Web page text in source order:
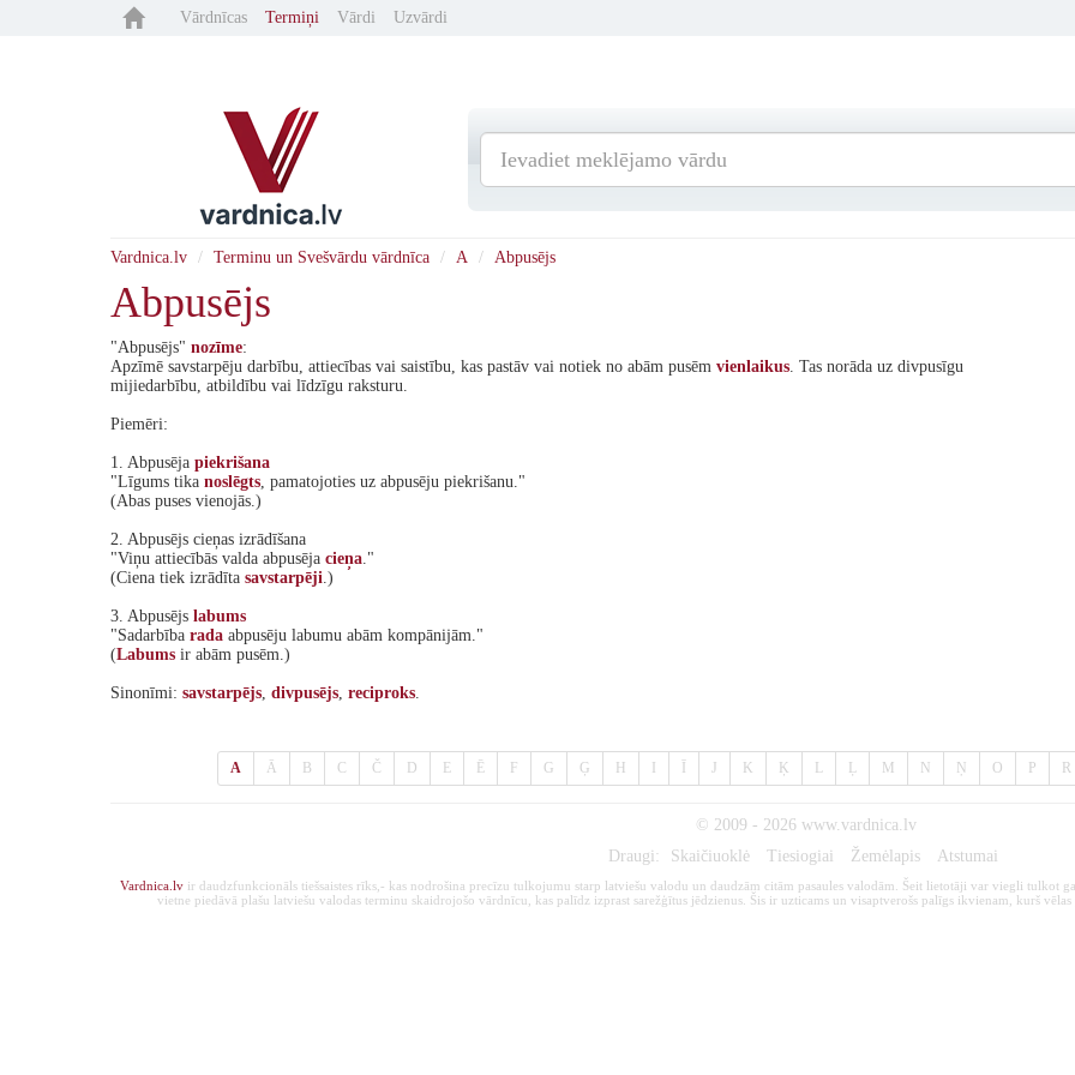
Vārdnīcas Termiņi Vārdi Uzvārdi
Vardnica.lv Terminu un Svešvārdu vārdnīca A Abpusējs
Abpusējs
"Abpusējs" nozīme:
Apzīmē savstarpēju darbību, attiecības vai saistību, kas pastāv vai notiek no abām pusēm vienlaikus. Tas norāda uz divpusīgu
mijiedarbību, atbildību vai līdzīgu raksturu.
Piemēri:
1. Abpusēja piekrišana
"Līgums tika noslēgts, pamatojoties uz abpusēju piekrišanu."
(Abas puses vienojās.)
2. Abpusējs cieņas izrādīšana
"Viņu attiecībās valda abpusēja cieņa."
(Ciena tiek izrādīta savstarpēji.)
3. Abpusējs labums
"Sadarbība rada abpusēju labumu abām kompānijām."
(Labums ir abām pusēm.)
Sinonīmi: savstarpējs, divpusējs, reciproks.
A Ā B C Č D E Ē F G Ģ H J K Ķ L Ļ M N Ņ O P R
© 2009 - 2026 www.vardnica.lv
Draugi:
Skaičiuoklė Tiesiogiai Žemėlapis Atstumai
Vardnica.lvir daudzfunkcionāls tiešsaistes rīks,- kas nodrošina precīzu tulkojumu starp latviešu valodu un daudzām citām pasaules valodām. Šeit lietotāji var viegli tulkot
vietne piedāvā plašu latviešu valodas terminu skaidrojošo vārdnīcu, kas palīdz izprast sarežģītus jēdzienus. Šis ir uzticams un visaptverošs palīgs ikvienam, kurš vēlas